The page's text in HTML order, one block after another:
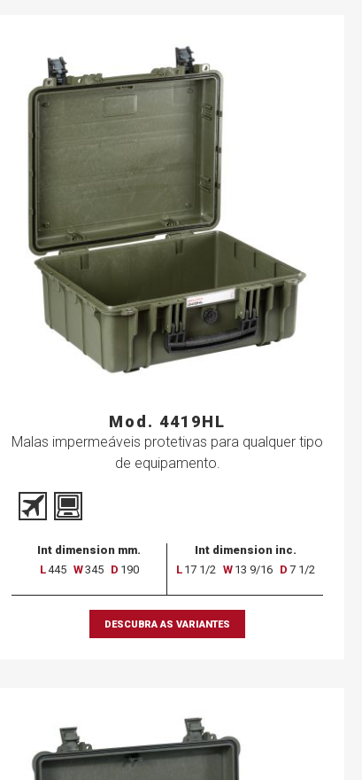
Mod. 4419HL
Malas impermeáveis protetivas para qualquer tipo
de equipamento.
Int dimension mm.
L445 W345 D 190
Int dimension inc.
L 17 1/2 W 13 9/16 D 7 1/2
DESCUBRA AS VARIANTES